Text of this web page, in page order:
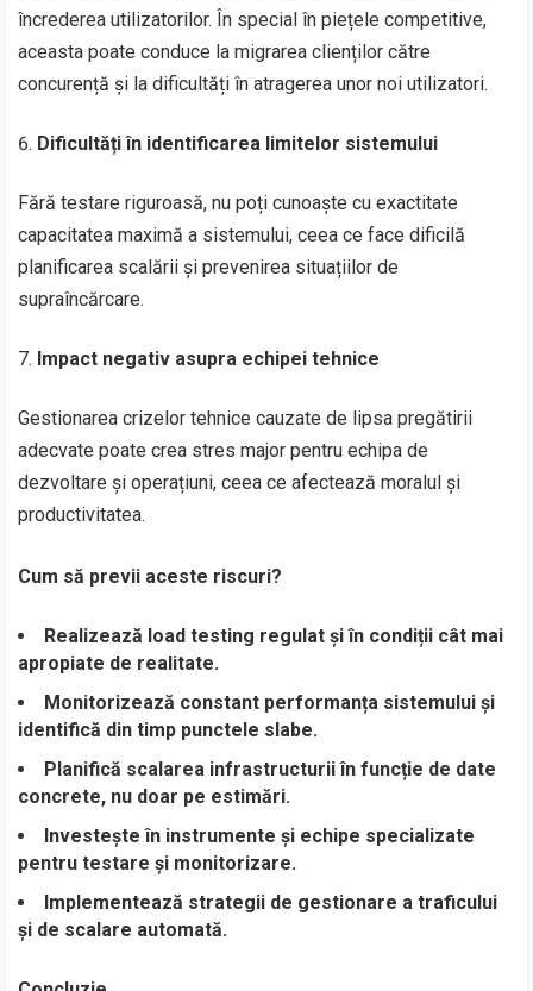
încrederea utilizatorilor. În special în piețele competitive,
aceasta poate conduce la migrarea clienților către
concurență și la dificultăți în atragerea unor noi utilizatori.
Dificultăți în identificarea limitelor sistemului
Fără testare riguroasă, nu poți cunoaște cu exactitate
capacitatea maximă a sistemului, ceea ce face dificilă
planificarea scalării și prevenirea situațiilor de
supraîncărcare.
Impact negativ asupra echipei tehnice
Gestionarea crizelor tehnice cauzate de lipsa pregătirii
adecvate poate crea stres major pentru echipa de
dezvoltare și operațiuni, ceea ce afectează moralul și
productivitatea.
Cum să previi aceste riscuri?
Realizează load testing regulat și în condiții cât mai
apropiate de realitate.
Monitorizează constant performanța sistemului și
identifică din timp punctele slabe.
Planifică scalarea infrastructurii în funcție de date
concrete, nu doar pe estimări.
Investește în instrumente și echipe specializate
pentru testare și monitorizare.
Implementează strategii de gestionare a traficului
și de scalare automată.